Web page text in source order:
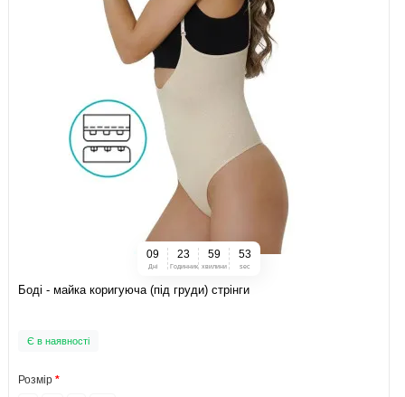
09
Дні
23
Годинник
59
хвилини
52
sec
Боді - майка коригуюча (під груди) стрінги
Є в наявності
Розмір